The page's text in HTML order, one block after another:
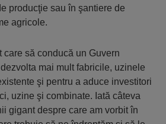
producţie sau în şantiere de
agricole.
care să conducă un Guvern
mai mult fabricile, uzinele
şi pentru a aduce investitori
uzine şi combinate. Iată câteva
gigant despre care am vorbit în